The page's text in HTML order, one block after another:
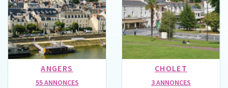
ANGERS
55 ANNONCES
CHOLET
3 ANNONCES